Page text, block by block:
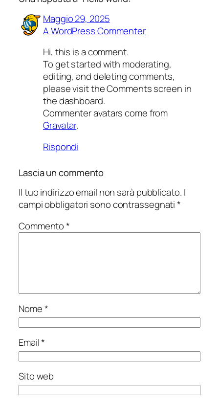
Maggio 29, 2025
A WordPress Commenter
Hi, this is a comment.
To get started with moderating,
editing, and deleting comments,
please visit the Comments screen in
the dashboard.
Commenter avatars come from
Gravatar.
Rispondi
Lascia un commento
Il tuo indirizzo email non sarà pubblicato. I
campi obbligatori sono contrassegnati*
Commento*
Nome*
Email*
Sito web